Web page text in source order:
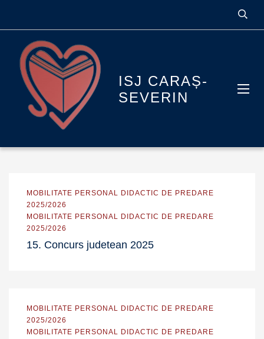
ISJ CARAȘ-
SEVERIN
MOBILITATE PERSONAL DIDACTIC DE PREDARE
2025/2026
MOBILITATE PERSONAL DIDACTIC DE PREDARE
2025/2026
15. Concurs judetean 2025
MOBILITATE PERSONAL DIDACTIC DE PREDARE
2025/2026
MOBILITATE PERSONAL DIDACTIC DE PREDARE